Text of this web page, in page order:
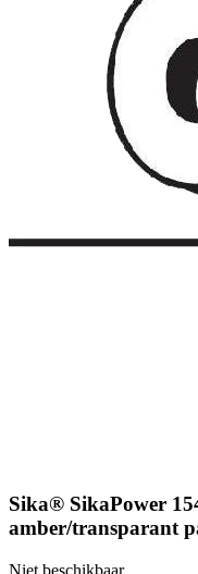
Sika® SikaPower
amber/transparant